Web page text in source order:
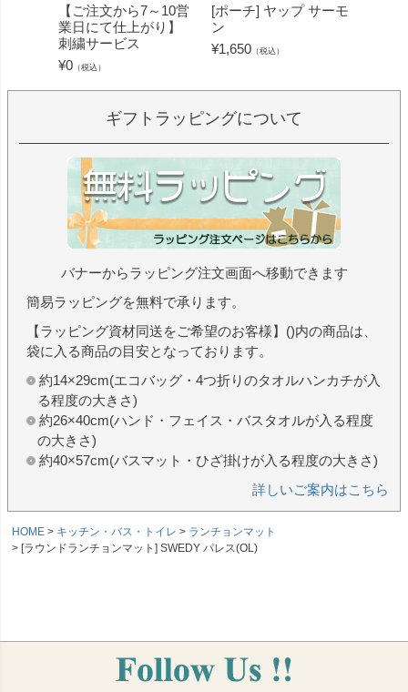
【ご注文から7～10営
業日にて仕上がり】
刺繍サービス
¥0 （税込）
[ポーチ] ヤップ サーモ
ン
¥1,650 （税込）
ギフトラッピングについて
バナーからラッピング注文画面へ移動できます
簡易ラッピングを無料で承ります。
【ラッピング資材同送をご希望のお客様】()内の商品は、
袋に入る商品の目安となっております。
約14×29cm(エコバッグ・4つ折りのタオルハンカチが入
る程度の大きさ)
約26×40cm(ハンド・フェイス・バスタオルが入る程度
の大きさ)
約40×57cm(バスマット・ひざ掛けが入る程度の大きさ)
詳しいご案内はこちら
HOME キッチン・バス・トイレ
ランチョンマット
[ラウンドランチョンマット] SWEDY パレス(OL)